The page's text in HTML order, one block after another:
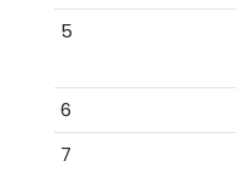
5
6
7